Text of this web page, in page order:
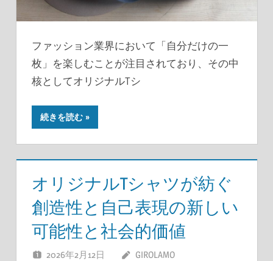
ファッション業界において「自分だけの一
枚」を楽しむことが注目されており、その中
核としてオリジナルTシ
続きを読む
オリジナルTシャツが紡ぐ
創造性と自己表現の新しい
可能性と社会的価値
2026年2月12日 GIROLAMO